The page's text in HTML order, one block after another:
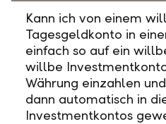
Kann ich von einem
Tagesgeldkonto in
einfach so auf ein
willbe
Währung einzahlen
dann automatisch in
Investmentkontos